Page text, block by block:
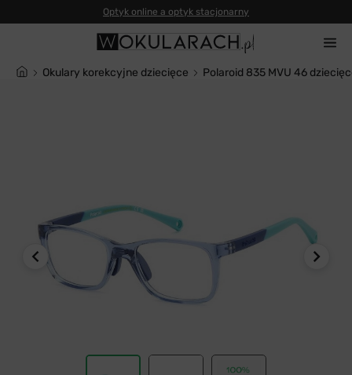
Okulary korekcyjne dziecięce Polaroid 835 MVU 46